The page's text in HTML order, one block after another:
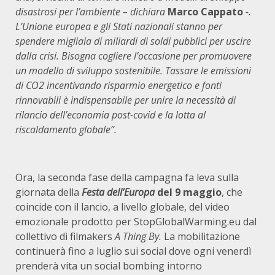
disastrosi per l’ambiente – dichiara Marco Cappato-.
L’Unione europea e gli Stati nazionali stanno per
spendere migliaia di miliardi di soldi pubblici per uscire
dalla crisi. Bisogna cogliere l’occasione per promuovere
un modello di sviluppo sostenibile. Tassare le emissioni
di CO2 incentivando risparmio energetico e fonti
rinnovabili è indispensabile per unire la necessità di
rilancio dell’economia post-covid e la lotta al
riscaldamento globale”.
Ora, la seconda fase della campagna fa leva sulla
giornata della Festa dell’Europadel 9 maggio, che
coincide con il lancio, a livello globale, del video
emozionale prodotto per StopGlobalWarming.eu dal
collettivo di filmakersA Thing By. La mobilitazione
continuerà fino a luglio sui social dove ogni venerdì
prenderà vita un social bombing intorno